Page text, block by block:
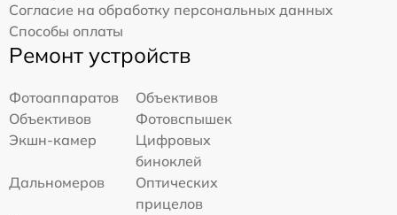
Согласие на обработку персональных данных
Способы оплаты
Ремонт устройств
Фотоаппаратов
Объективов
Объективов
Фотовспышек
Экшн-камер
Цифровых
биноклей
Дальномеров
Оптических
прицелов